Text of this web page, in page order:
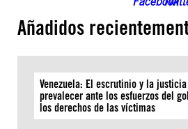
Añadidos
Venezuela: El escrutinio y la
prevalecer ante los esfuerzos del
los derechos de las víctimas